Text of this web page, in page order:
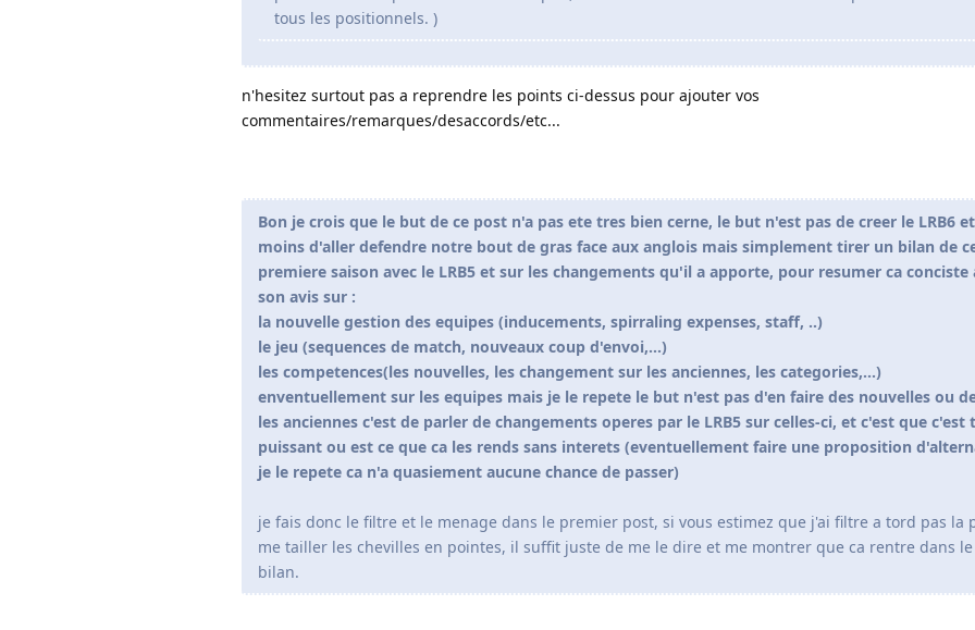
tous les positionnels. )
n'hesitez surtout pas a reprendre les points ci-dessus pour ajouter vos
commentaires/remarques/desaccords/etc...
Bon je crois que le but de ce post n'a pas ete tres bien cerne, le but n'est pas de creer le LRB6
moins d'aller defendre notre bout de gras face aux anglois mais simplement tirer un bilan de
premiere saison avec le LRB5 et sur les changements qu'il a apporte, pour resumer ca conciste
son avis sur :
la nouvelle gestion des equipes (inducements, spirraling expenses, staff, ..)
le jeu (sequences de match, nouveaux coup d'envoi,...)
les competences(les nouvelles, les changement sur les anciennes, les categories,...)
enventuellement sur les equipes mais je le repete le but n'est pas d'en faire des nouvelles ou
les anciennes c'est de parler de changements operes par le LRB5 sur celles-ci, et c'est que c'est
puissant ou est ce que ca les rends sans interets (eventuellement faire une proposition
je le repete ca n'a quasiement aucune chance de passer)
je fais donc le filtre et le menage dans le premier post, si vous estimez que j'ai filtre a tord pas la
me tailler les chevilles en pointes, il suffit juste de me le dire et me montrer que ca rentre dans
bilan.